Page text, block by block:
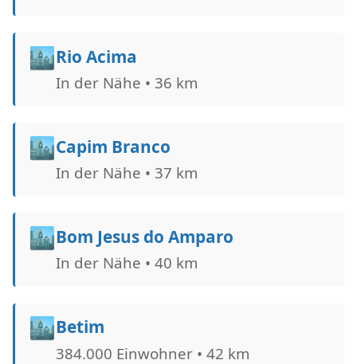
🏙️Rio Acima
In der Nähe • 36 km
🏙️Capim Branco
In der Nähe • 37 km
🏙️Bom Jesus do Amparo
In der Nähe • 40 km
🏙️Betim
384.000 Einwohner • 42 km